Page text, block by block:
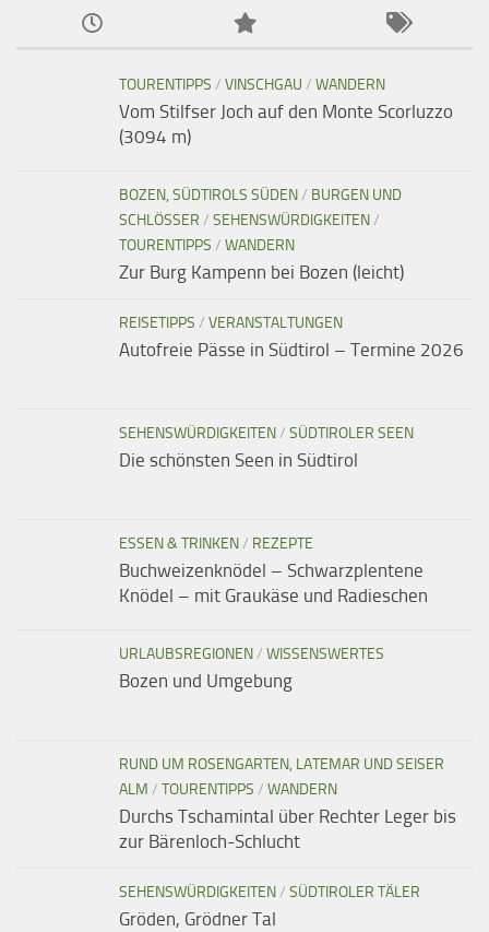
TOURENTIPPS / VINSCHGAU / WANDERN
Vom Stilfser Joch auf den Monte Scorluzzo
(3094 m)
BOZEN, SÜDTIROLS SÜDEN/ BURGEN UND
SCHLÖSSER / SEHENSWÜRDIGKEITEN/
TOURENTIPPS / WANDERN
Zur Burg Kampenn bei Bozen (leicht)
REISETIPPS / VERANSTALTUNGEN
Autofreie Pässe in Südtirol – Termine 2026
SEHENSWÜRDIGKEITEN/ SÜDTIROLER SEEN
Die schönsten Seen in Südtirol
ESSEN & TRINKEN/ REZEPTE
Buchweizenknödel – Schwarzplentene
Knödel – mit Graukäse und Radieschen
URLAUBSREGIONEN/ WISSENSWERTES
Bozen und Umgebung
RUND UM ROSENGARTEN, LATEMAR UND SEISER
ALM / TOURENTIPPS / WANDERN
Durchs Tschamintal über Rechter Leger bis
zur Bärenloch-Schlucht
SEHENSWÜRDIGKEITEN/ SÜDTIROLER TÄLER
Gröden, Grödner Tal